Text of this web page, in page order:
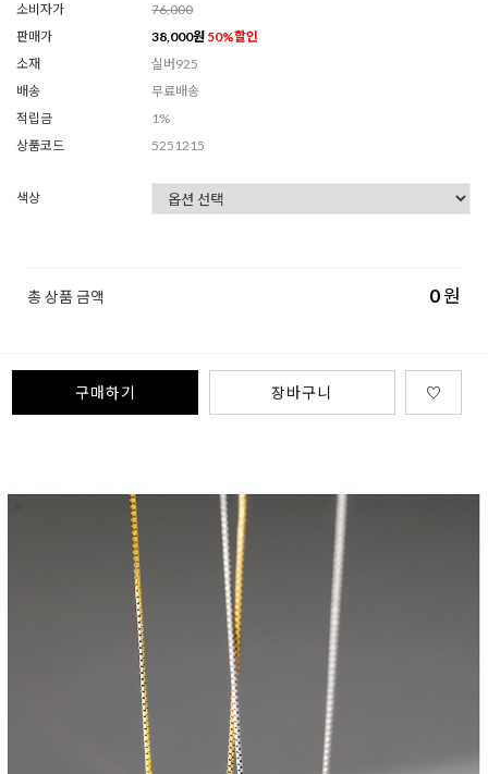
소비자가
76,000
판매가
38,000원 50%할인
소재
실버925
배송
무료배송
적립금
1%
상품코드
5251215
색상
총 상품 금액 0원
구매하기 장바구니 ♡